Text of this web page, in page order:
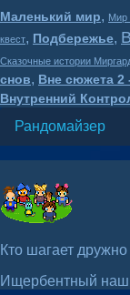
Маленький мир, Мир
квест, Подбережье,
Сказочные истории
снов, Вне сюжета 2
Внутренний
Рандомайзер
Кто шагает
Ищербентный наш